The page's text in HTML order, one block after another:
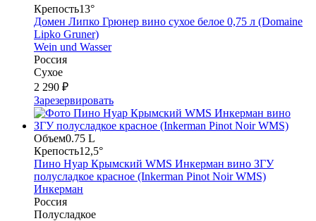
Крепость13°
Домен Липко Грюнер вино сухое белое 0,75 л (Domaine
Lipko Gruner)
Wein und Wasser
Россия
Сухое
2 290 ₽
Зарезервировать
Объем0.75 L
Крепость12,5°
Пино Нуар Крымский WMS Инкерман вино ЗГУ
полусладкое красное (Inkerman Pinot Noir WMS)
Инкерман
Россия
Полусладкое